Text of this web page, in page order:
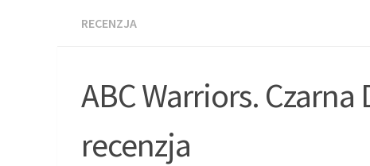
RECENZJA
ABC Warriors.
recenzja